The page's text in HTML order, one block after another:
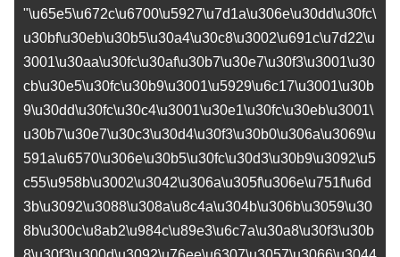
"\u65e5\u672c\u6700\u5927\u7d1a\u306e\u30dd\u30fc\
u30bf\u30eb\u30b5\u30a4\u30c8\u3002\u691c\u7d22\u
3001\u30aa\u30fc\u30af\u30b7\u30e7\u30f3\u3001\u30
cb\u30e5\u30fc\u30b9\u3001\u5929\u6c17\u3001\u30b
9\u30dd\u30fc\u30c4\u3001\u30e1\u30fc\u30eb\u3001\
u30b7\u30e7\u30c3\u30d4\u30f3\u30b0\u306a\u3069\u
591a\u6570\u306e\u30b5\u30fc\u30d3\u30b9\u3092\u5
c55\u958b\u3002\u3042\u306a\u305f\u306e\u751f\u6d
3b\u3092\u3088\u308a\u8c4a\u304b\u306b\u3059\u30
8b\u300c\u8ab2\u984c\u89e3\u6c7a\u30a8\u30f3\u30b